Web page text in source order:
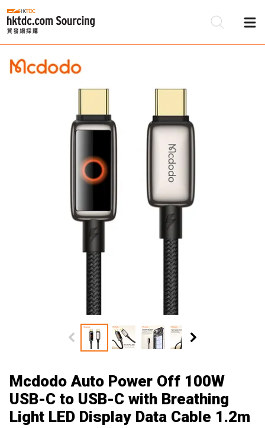
Mcdodo Auto Power Off 100W
USB-C to USB-C with Breathing
Light LED Display Data Cable 1.2m